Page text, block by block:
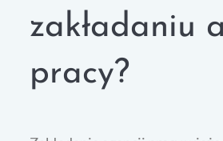
zakładaniu
pracy?